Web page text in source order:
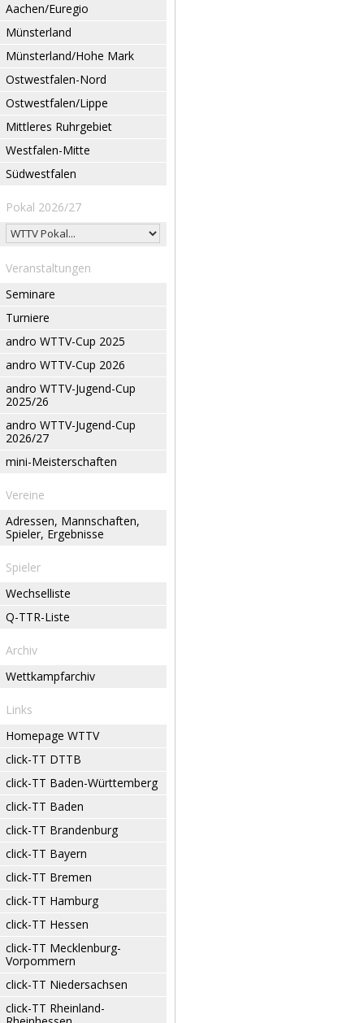
Aachen/Euregio
Münsterland
Münsterland/Hohe Mark
Ostwestfalen-Nord
Ostwestfalen/Lippe
Mittleres Ruhrgebiet
Westfalen-Mitte
Südwestfalen
Pokal 2026/27
Veranstaltungen
Seminare
Turniere
andro WTTV-Cup 2025
andro WTTV-Cup 2026
andro WTTV-Jugend-Cup
2025/26
andro WTTV-Jugend-Cup
2026/27
mini-Meisterschaften
Vereine
Adressen, Mannschaften,
Spieler, Ergebnisse
Spieler
Wechselliste
Q-TTR-Liste
Archiv
Wettkampfarchiv
Links
Homepage WTTV
click-TT DTTB
click-TT Baden-Württemberg
click-TT Baden
click-TT Brandenburg
click-TT Bayern
click-TT Bremen
click-TT Hamburg
click-TT Hessen
click-TT Mecklenburg-
Vorpommern
click-TT Niedersachsen
click-TT Rheinland-